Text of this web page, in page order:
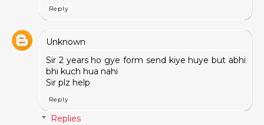
Reply
Unknown
Sir 2 years ho gye form send kiye huye but abhi
bhi kuch hua nahi
Sir plz help
Reply
Replies